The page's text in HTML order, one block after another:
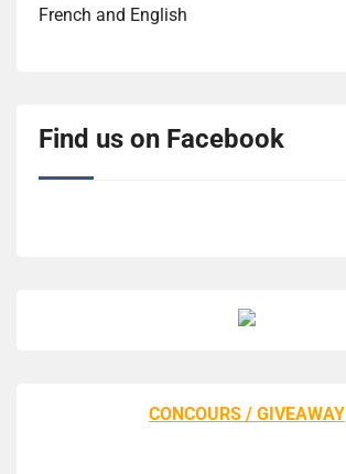
French and English
Find us on Facebook
CONCOURS / GIVEAWAY